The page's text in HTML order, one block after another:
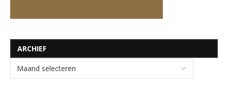
ARCHIEF